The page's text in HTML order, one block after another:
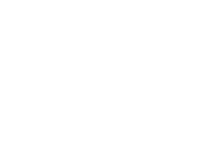
textile
durable